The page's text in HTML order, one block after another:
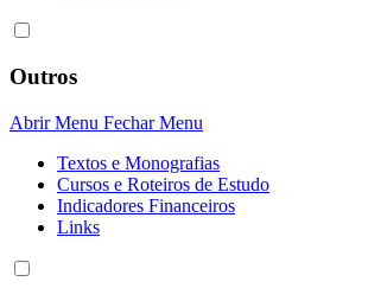
Outros
Abrir Menu Fechar Menu
Textos e Monografias
Cursos e Roteiros de Estudo
Indicadores Financeiros
Links